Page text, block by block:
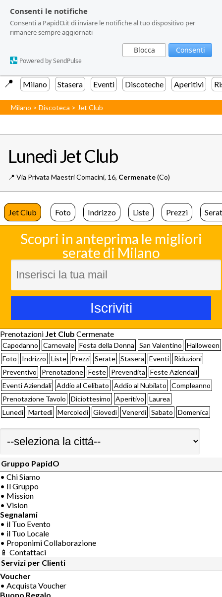
Consenti le notifiche
Consenti a PapidO.it di inviare le notifiche al tuo dispositivo per
rimanere sempre aggiornati
Blocca Consenti
Powered by SendPulse
Consenti le notifiche
Consenti a PapidO.it di inviare le notifiche al tuo dispositivo per
rimanere sempre aggiornati
Blocca Consenti
Powered by SendPulse
📍️ Milano Stasera Eventi Discoteche Aperitivi
Milano >Discoteca > Jet Club
Lunedì Jet Club
📍️ Via Privata Maestri Comacini, 16, Cermenate(Co)
Jet Club Foto Indrizzo Liste Prezzi
Scopri in anteprima le migliori
serate di Milano
Prenotazioni Jet Club Cermenate
Capodanno Carnevale Festa della Donna San Valentino
Halloween
Foto
Indrizzo Liste Prezzi Serate Stasera Eventi
Riduzioni
Preventivo
Prenotazione Feste Prevendita
Feste Aziendali
Eventi Aziendali Addio al Celibato Addio al Nubilato
Compleanno
Prenotazione Tavolo
Diciottesimo Aperitivo
Laurea
Lunedì Martedì Mercoledì Giovedì Venerdì Sabato Domenica
Gruppo PapidO
• Chi Siamo
• Il Gruppo
• Mission
• Vision
Segnalami
• il Tuo Evento
• il Tuo Locale
• Proponimi Collaborazione
📱 Contattaci
Servizi per Clienti
Voucher
• Acquista Voucher
Buono Regalo